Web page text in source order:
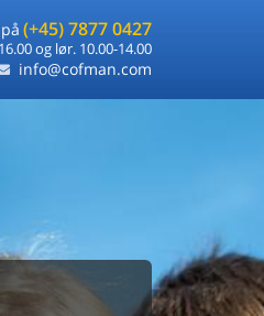
(+45) 7877 0427
og lør. 10.00-14.00
info@cofman.com